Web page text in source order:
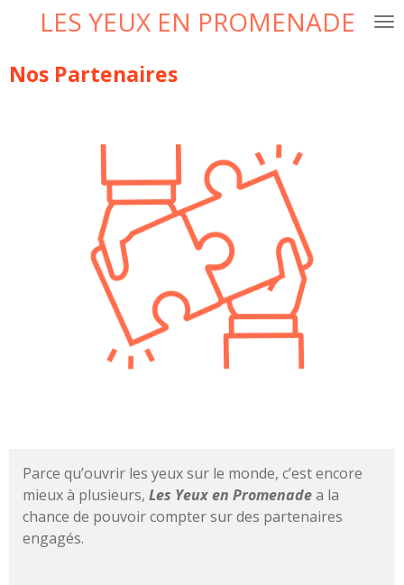
Passer
principal
LES YEUX EN PROMENADE
Nos Partenaires
Parce qu’ouvrir les yeux sur le monde, c’est encore
mieux à plusieurs, Les Yeux en Promenadea la
chance de pouvoir compter sur des partenaires
engagés.